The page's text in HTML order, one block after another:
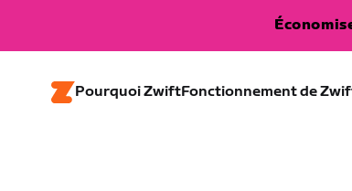
Pourquoi ZwiftFonctionnement de